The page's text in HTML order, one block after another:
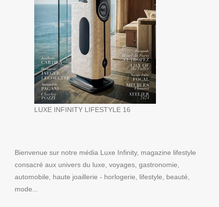
LUXE INFINITY LIFESTYLE 16
Bienvenue sur notre média Luxe Infinity, magazine lifestyle
consacré aux univers du luxe, voyages, gastronomie,
automobile, haute joaillerie - horlogerie, lifestyle, beauté,
mode...